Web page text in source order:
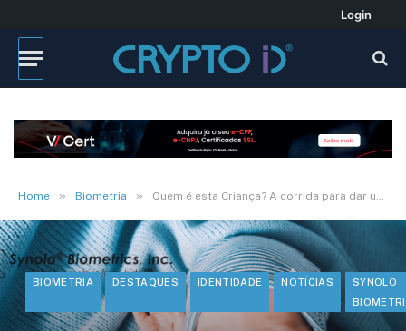
Login
Home » Biometria » Quem é esta Criança? A corrida para dar uma Identidade Digital aos Recém-nascidos
BIOMETRIA DESTAQUES IDENTIDADE NOTÍCIAS
SYNOLO